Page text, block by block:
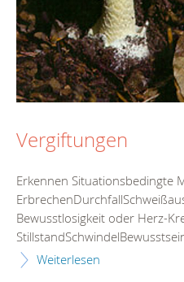
Vergiftungen
Erkennen Situationsbedingte
Bewusstlosigkeit oder Herz-
Weiterlesen